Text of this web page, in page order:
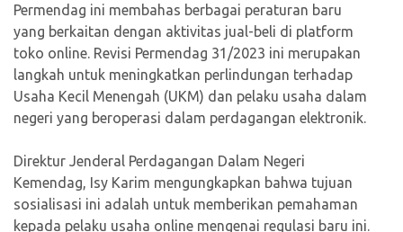
Permendag ini membahas berbagai peraturan baru
yang berkaitan dengan aktivitas jual-beli di platform
toko online. Revisi Permendag 31/2023 ini merupakan
langkah untuk meningkatkan perlindungan terhadap
Usaha Kecil Menengah (UKM) dan pelaku usaha dalam
negeri yang beroperasi dalam perdagangan elektronik.
Direktur Jenderal Perdagangan Dalam Negeri
Kemendag, Isy Karim mengungkapkan bahwa tujuan
sosialisasi ini adalah untuk memberikan pemahaman
kepada pelaku usaha online mengenai regulasi baru ini.